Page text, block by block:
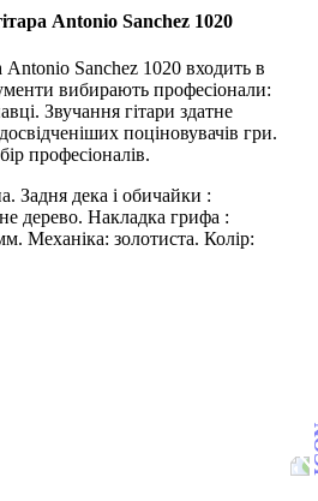
Antonio Sanchez 1020
Antonio Sanchez 1020 входить в
вибирають професіонали:
Звучання гітари здатне
поціновувачів гри.
професіоналів.
Задня дека і обичайки :
дерево. Накладка грифа :
Механіка: золотиста. Колір: